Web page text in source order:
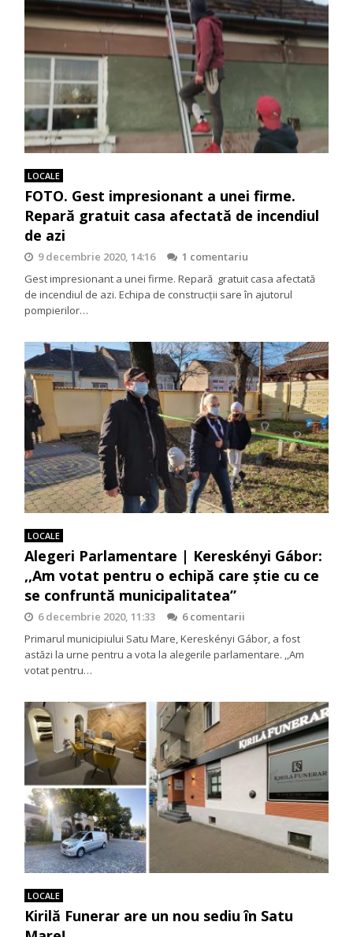
LOCALE
FOTO. Gest impresionant a unei firme.
Repară gratuit casa afectată de incendiul
de azi
9 decembrie 2020, 14:16
1 comentariu
Gest impresionant a unei firme. Repară gratuit casa afectată
de incendiul de azi. Echipa de construcții sare în ajutorul
pompierilor…
LOCALE
Alegeri Parlamentare | Kereskényi Gábor:
,,Am votat pentru o echipă care știe cu ce
se confruntă municipalitatea”
6 decembrie 2020, 11:33
6 comentarii
Primarul municipiului Satu Mare, Kereskényi Gábor, a fost
astăzi la urne pentru a vota la alegerile parlamentare. ,,Am
votat pentru…
LOCALE
Kirilă Funerar are un nou sediu în Satu